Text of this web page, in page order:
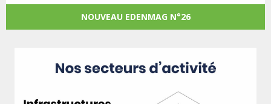
NOUVEAU EDENMAG N°26